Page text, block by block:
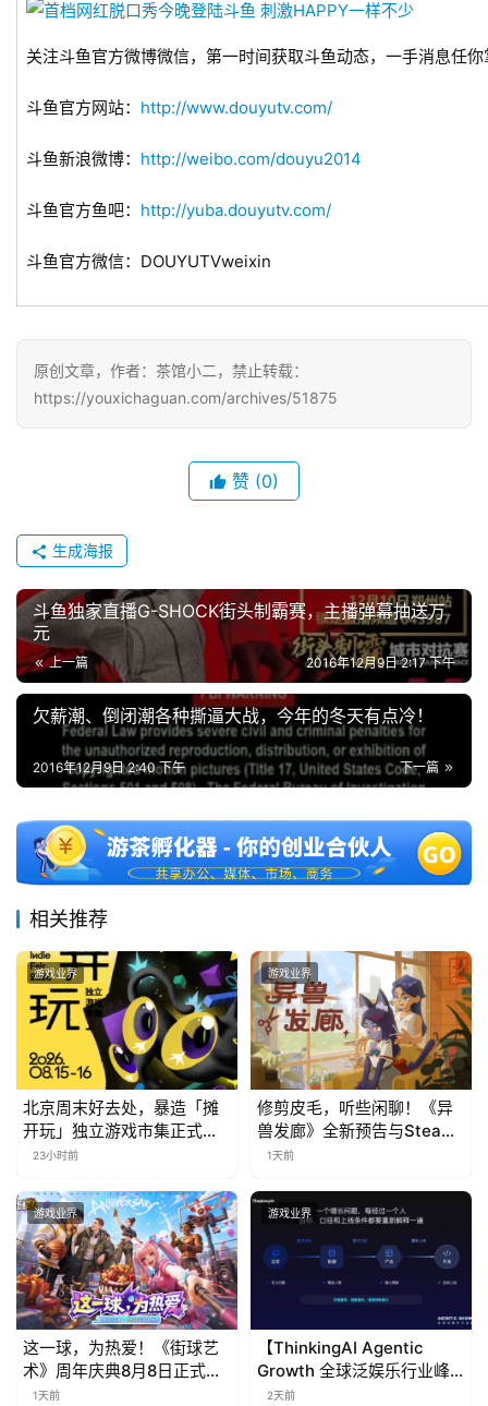
0
2
5
第
三
金
奖
月
3
游
茶
对
接
会
海
站
中
(
中
国
关注斗鱼官方微博微信，第一时间获取斗鱼动态，一手消息任
斗鱼官方网站： http://www.douyutv.com/
斗鱼新浪微博： http://weibo.com/douyu2014
斗鱼官方鱼吧： http://yuba.douyutv.com/
斗鱼官方微信：DOUYUTVweixin
原创文章，作者：茶馆小二，禁止转载：
https://youxichaguan.com/archives/51875
赞 (0)
生成海报
斗鱼独家直播G-SHOCK街头制霸赛，主播弹幕抽送万
元
上一篇 2016年12月9日 2:17 下午
欠薪潮、倒闭潮各种撕逼大战，今年的冬天有点冷！
下一篇
2016年12月9日 2:40 下午
相关推荐
游戏业界
北京周末好去处，暴造「摊
开玩」独立游戏市集正式开
票！
23小时前
游戏业界
修剪皮毛，听些闲聊！《异
兽发廊》全新预告与Steam
免费试玩公开
1天前
游戏业界
这一球，为热爱！《街球艺
术》周年庆典8月8日正式上
线，多重福利与全新内容同
1天前
游戏业界
【ThinkingAI Agentic
Growth 全球泛娱乐行业峰
会】Agent 时代，人到底负
2天前